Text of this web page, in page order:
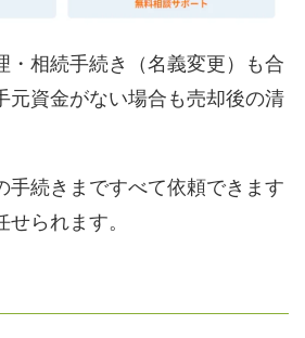
・相続手続き（名義変更）も合
元資金がない場合も売却後の清
手続きまですべて依頼できます
られます。